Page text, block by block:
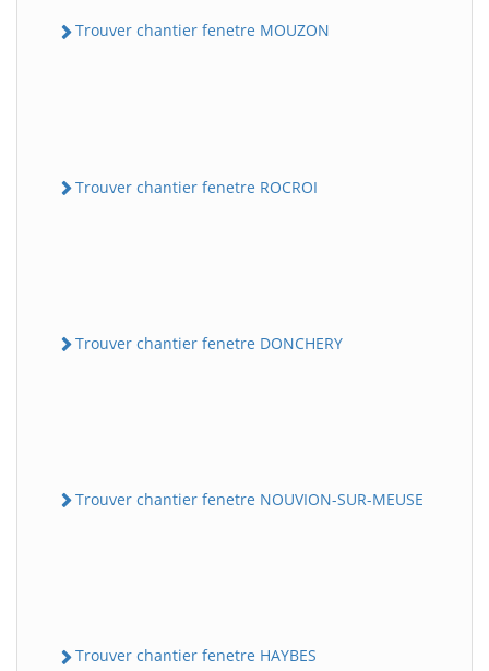
Trouver chantier fenetre MOUZON
Trouver chantier fenetre ROCROI
Trouver chantier fenetre DONCHERY
Trouver chantier fenetre NOUVION-SUR-MEUSE
Trouver chantier fenetre HAYBES